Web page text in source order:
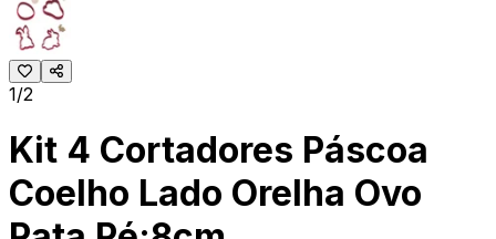
1/2
Kit 4 Cortadores Páscoa
Coelho Lado Orelha Ovo